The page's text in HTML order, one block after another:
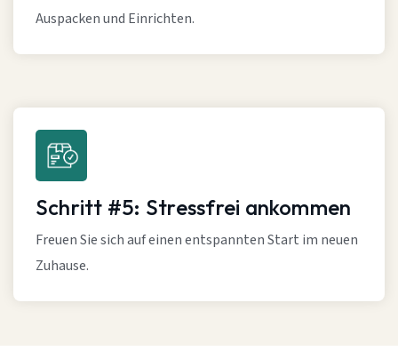
Auspacken und Einrichten.
Schritt #5: Stressfrei ankommen
Freuen Sie sich auf einen entspannten Start im neuen
Zuhause.